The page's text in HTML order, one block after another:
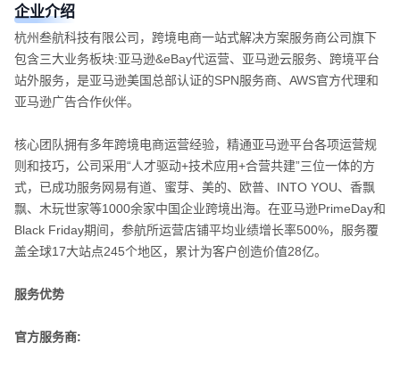
企业介绍
杭州叁航科技有限公司，跨境电商一站式解决方案服务商公司旗下
包含三大业务板块:亚马逊&eBay代运营、亚马逊云服务、跨境平台
站外服务，是亚马逊美国总部认证的SPN服务商、AWS官方代理和
亚马逊广告合作伙伴。
核心团队拥有多年跨境电商运营经验，精通亚马逊平台各项运营规
则和技巧，公司采用“人才驱动+技术应用+合营共建”三位一体的方
式，已成功服务网易有道、蜜芽、美的、欧普、INTO YOU、香飘
飘、木玩世家等1000余家中国企业跨境出海。在亚马逊PrimeDay和
Black Friday期间，参航所运营店铺平均业绩增长率500%，服务覆
盖全球17大站点245个地区，累计为客户创造价值28亿。
服务优势
官方服务商: